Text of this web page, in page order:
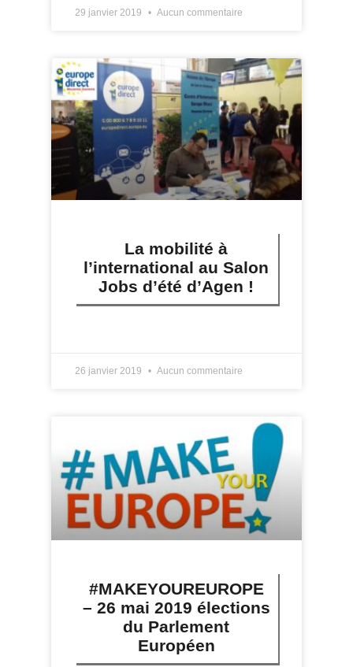
29 janvier 2019 Aucun commentaire
La mobilité à
l’international au Salon
Jobs d’été d’Agen !
26 janvier 2019 Aucun commentaire
#MAKEYOUREUROPE
– 26 mai 2019 élections
du Parlement
Européen